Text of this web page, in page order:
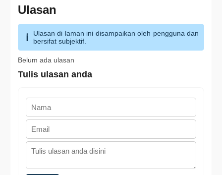
Ulasan
Ulasan di laman ini disampaikan oleh pengguna dan
bersifat subjektif.
Belum ada ulasan
Tulis ulasan anda